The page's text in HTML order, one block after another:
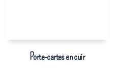
Porte-cartes en cuir